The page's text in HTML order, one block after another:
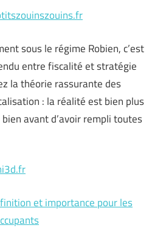
sous le régime Robien, c’est
entre fiscalité et stratégie
la théorie rassurante des
: la réalité est bien plus
bien avant d’avoir rempli toutes
et importance pour les